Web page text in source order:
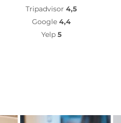
Tripadvisor 4,5
Google 4,4
Yelp 5